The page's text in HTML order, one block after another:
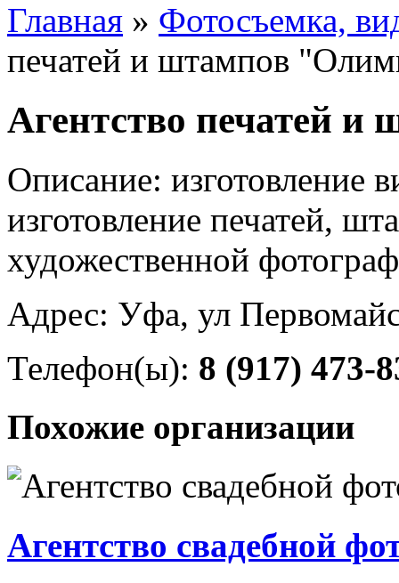
Главная » Фотосъемка,
печатей и штампов
Агентство печатей
Описание: изготовление
изготовление печатей,
художественной
Адрес: Уфа, ул
Телефон(ы): 8 (917) 473-
Похожие организации
Агентство свадебной